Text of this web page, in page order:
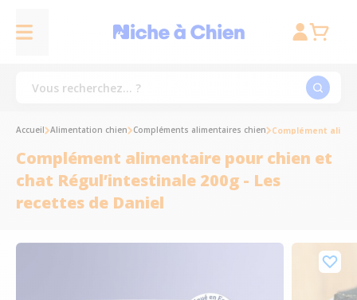
Accueil Alimentation chien Compléments alimentaires chien Complément
Complément alimentaire pour chien et
chat Régul’intestinale 200g - Les
recettes de Daniel